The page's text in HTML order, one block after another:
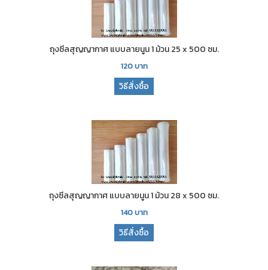
ถุงซีลสุญญากาศ แบบลายนูน 1 ม้วน 25 x 500 ซม.
120บาท
วิธีสั่งซื้อ
ถุงซีลสุญญากาศ แบบลายนูน 1 ม้วน 28 x 500 ซม.
140บาท
วิธีสั่งซื้อ